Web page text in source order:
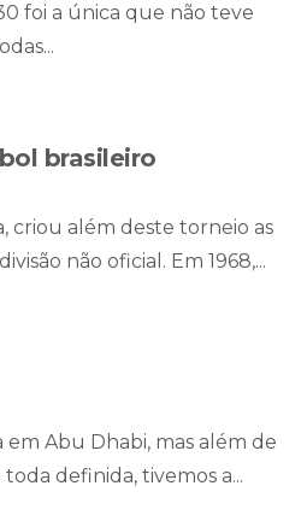
foi a única que não teve
brasileiro
criou além deste torneio as
não oficial. Em 1968,...
em Abu Dhabi, mas além de
definida, tivemos a...